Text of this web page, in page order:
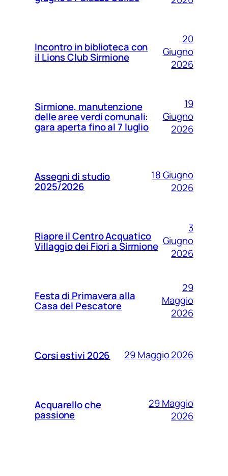
Incontro in biblioteca con
il Lions Club Sirmione
20
Giugno
2026
Sirmione, manutenzione
delle aree verdi comunali:
gara aperta fino al 7 luglio
19
Giugno
2026
Assegni di studio
2025/2026
18 Giugno
2026
Riapre il Centro Acquatico
Villaggio dei Fiori a Sirmione
3
Giugno
2026
Festa di Primavera alla
Casa del Pescatore
29
Maggio
2026
Corsi estivi 2026 29 Maggio 2026
Acquarello che
passione
29 Maggio
2026